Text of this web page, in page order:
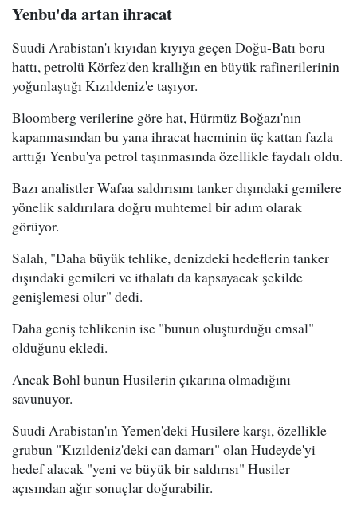
Yenbu'da artan ihracat
Suudi Arabistan'ı kıyıdan kıyıya geçen Doğu-Batı boru
hattı, petrolü Körfez'den krallığın en büyük rafinerilerinin
yoğunlaştığı Kızıldeniz'e taşıyor.
Bloomberg verilerine göre hat, Hürmüz Boğazı'nın
kapanmasından bu yana ihracat hacminin üç kattan fazla
arttığı Yenbu'ya petrol taşınmasında özellikle faydalı oldu.
Bazı analistler Wafaa saldırısını tanker dışındaki gemilere
yönelik saldırılara doğru muhtemel bir adım olarak
görüyor.
Salah, "Daha büyük tehlike, denizdeki hedeflerin tanker
dışındaki gemileri ve ithalatı da kapsayacak şekilde
genişlemesi olur" dedi.
Daha geniş tehlikenin ise "bunun oluşturduğu emsal"
olduğunu ekledi.
Ancak Bohl bunun Husilerin çıkarına olmadığını
savunuyor.
Suudi Arabistan'ın Yemen'deki Husilere karşı, özellikle
grubun "Kızıldeniz'deki can damarı" olan Hudeyde'yi
hedef alacak "yeni ve büyük bir saldırısı" Husiler
açısından ağır sonuçlar doğurabilir.